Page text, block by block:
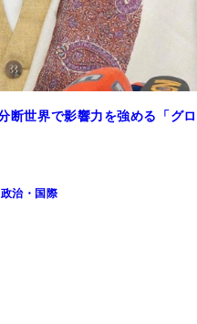
断世界で影響力を強める「グロ
政治・国際